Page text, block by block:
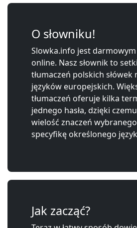
O słowniku!
Slowka.info jest darmowym
online. Nasz słownik to
tłumaczeń polskich słówek
języków europejskich.
tłumaczeń oferuje kilka
jednego hasła, dzięki
wielość znaczeń
specyfikę określonego
Jak zacząć?